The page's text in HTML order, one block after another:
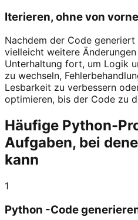
Iterieren, ohne von
Nachdem der Code
vielleicht weitere
Unterhaltung fort, um Logik
zu wechseln,
Lesbarkeit zu verbessern
optimieren, bis der Code zu
Häufige Python-
Aufgaben, bei
kann
1
Python -Code